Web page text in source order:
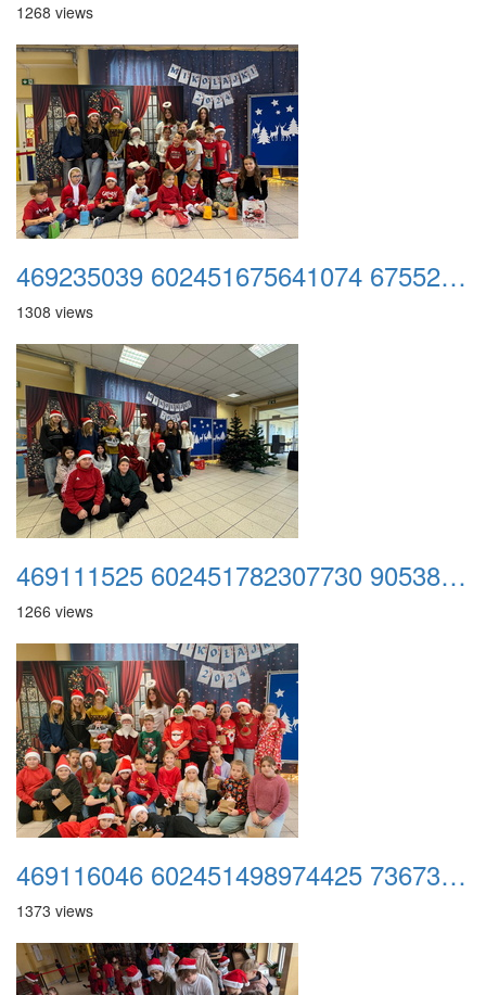
1268 views
469235039 602451675641074 6755228939513558630 n
1308 views
469111525 602451782307730 9053820416428026200 n
1266 views
469116046 602451498974425 7367366162266743262 n
1373 views